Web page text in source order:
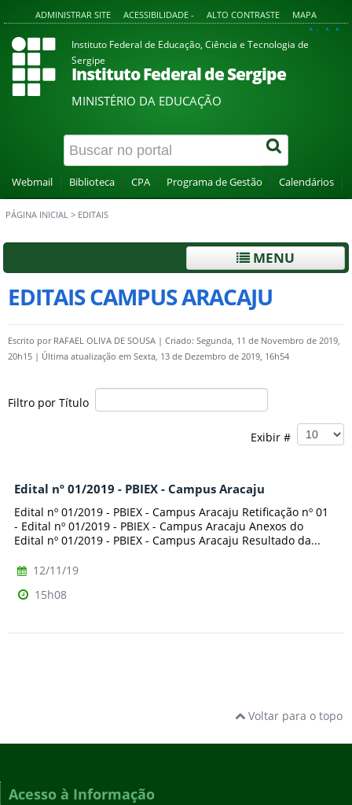
ADMINISTRAR SITE ACESSIBILIDADE - ALTO CONTRASTE MAPA
A+ A A-
Instituto Federal de Educação, Ciência e Tecnologia de
Sergipe
Instituto Federal de Sergipe
MINISTÉRIO DA EDUCAÇÃO
Webmail Biblioteca CPA Programa de Gestão Calendários
PÁGINA INICIAL > EDITAIS
MENU
EDITAIS CAMPUS ARACAJU
Escrito por RAFAEL OLIVA DE SOUSA | Criado: Segunda, 11 de Novembro de 2019,
20h15 | Última atualização em Sexta, 13 de Dezembro de 2019, 16h54
Filtro por Título
Exibir #
Edital nº 01/2019 - PBIEX - Campus Aracaju
Edital nº 01/2019 - PBIEX - Campus Aracaju Retificação nº 01
- Edital nº 01/2019 - PBIEX - Campus Aracaju Anexos do
Edital nº 01/2019 - PBIEX - Campus Aracaju Resultado da...
12/11/19
15h08
Voltar para o topo
Acesso à Informação